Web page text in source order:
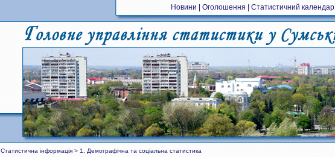
Новини Оголошення Статистичний календар
Статистична інформація > 1. Демографічна та соціальна статистика